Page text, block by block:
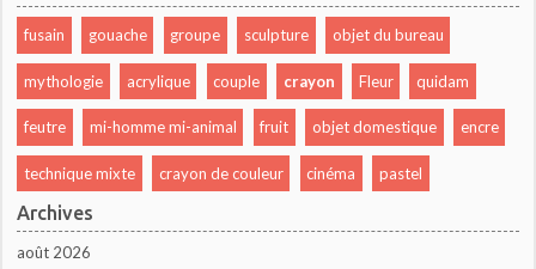
fusain gouache groupe sculpture objet du bureau
mythologie acrylique couple crayon Fleur quidam
feutre mi-homme mi-animal fruit objet domestique encre
technique mixte crayon de couleur cinéma pastel
Archives
août 2026